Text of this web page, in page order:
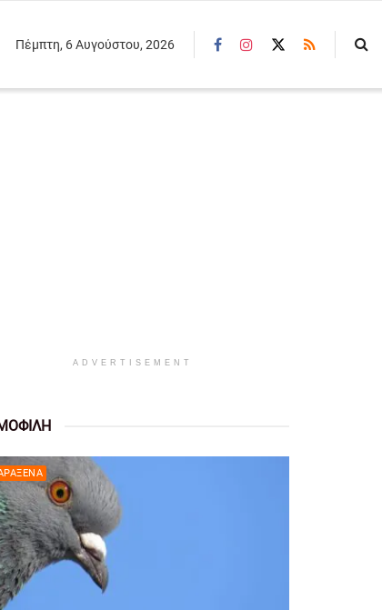
Πέμπτη, 6 Αυγούστου, 2026
ADVERTISEMENT